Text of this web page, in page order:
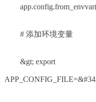
# 添加环境变量
&gt; export